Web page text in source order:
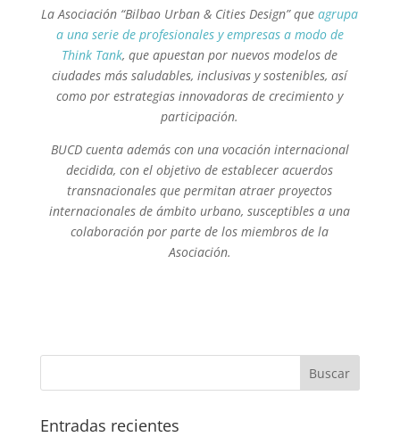
La Asociación “Bilbao Urban & Cities Design” queagrupa
a una serie de profesionales y empresas a modo de
Think Tank, que apuestan por nuevos modelos de
ciudades más saludables, inclusivas y sostenibles, así
como por estrategias innovadoras de crecimiento y
participación.
BUCD cuenta además con una vocación internacional
decidida, con el objetivo de establecer acuerdos
transnacionales que permitan atraer proyectos
internacionales de ámbito urbano, susceptibles a una
colaboración por parte de los miembros de la
Asociación.
Entradas recientes